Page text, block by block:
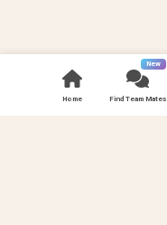
Home
New
Find Team Mates